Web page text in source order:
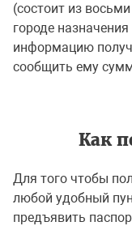
(состоит из
городе
информацию
сообщить ему
Как
Для того чтобы
любой удобный
предъявить